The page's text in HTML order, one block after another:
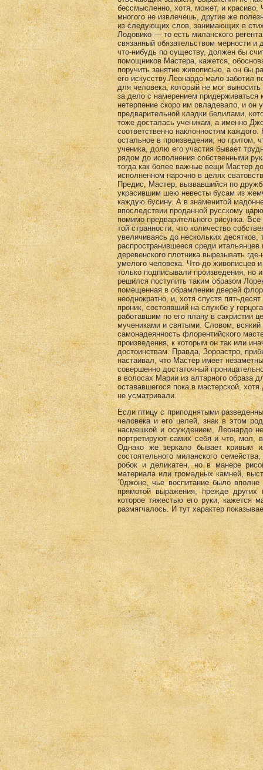
бессмысленно, хотя, может, и красиво.
многого не извлечешь, другие же
из следующих слов, занимающих в
Лодовико — то есть миланского
связанный обязательством мерности
что-нибудь по существу, должен бы
помощников Мастера, кажется,
поручить занятие живописью, а он бы
его искусству.Леонардо мало заботил
для человека, который не мог
за дело с намерением придерживаться
нетерпение скоро им овладевало, и он
предварительной кладки белилами,
тоже досталась ученикам, а именно
соответственно наклонностям
остальное в произведении; но притом,
ученика, долю его участия бывает
рядом до исполнения собственными
тогда как более важные вещи Мастер
исполненном нарочно в целях
Предис, Мастер, вызвавшийся по
украсившим шею невесты бусам из
каждую бусину. А в знаменитой
впоследствии проданной русскому
помимо предварительного рисунка.
той странности, что количество
увеличиваясь до нескольких
распространившееся среди
деревенского плотника вырезывать
умелого человека. Что до живописцев
только подписывали произведения, но
решился поступить таким образом
помещенная в обрамлении дверей
неоднократно, и, хотя спустя
проник, состоявший на службе у
работавшим по его плану в сакристии
мучениками и святыми. Словом, всякий
самонадеянность флорентийского
произведения, к которым он так или
достоинствам. Правда, Зороастро,
настаивал, что Мастер имеет
совершенно достаточный
в волосах Марии из алтарного образа
остававшегося пока в мастерской,
не усматривали.
Если птицу с приподнятыми
человека и его целей, знак в этом
насмешкой и осуждением, Леонардо
портретируют самих себя и что, мол,
Однако же зеркало бывает кривым
состоятельного миланского
робок и деликатен, но в манере
материала или громадных камней,
´0джоне, чье воспитание было
прямотой выражения, прежде
которое тяжестью его руки, кажется
размягчалось. И тут характер